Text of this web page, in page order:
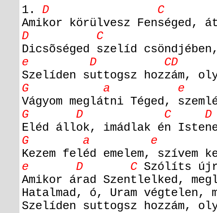
1.
D C
Amikor körülvesz Fenséged,
D C e
Dicsõséged szelíd
e D CD
Szelíden suttogsz hozzám,
G a e
Vágyom meglátni Téged,
G D C D
Eléd állok, imádlak én
G a e
Kezem feléd emelem, szívem
e D C Szólíts
Amikor árad Szentlelked,
Hatalmad, ó, Uram végtelen,
Szelíden suttogsz hozzám,